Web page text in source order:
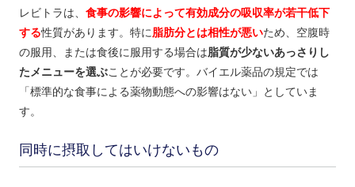
レビトラは、 食事の影響によって有効成分の吸収率が若干低下
する性質があります。特に脂肪分とは相性が悪いため、空腹時
の服用、または食後に服用する場合は脂質が少ないあっさりし
たメニューを選ぶことが必要です。バイエル薬品の規定では
「標準的な食事による薬物動態への影響はない」としていま
す。
同時に摂取してはいけないもの